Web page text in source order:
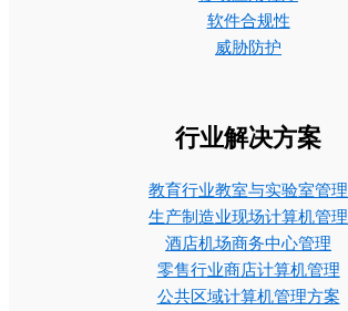
软件合规性
威胁防护
行业解决方案
教育行业教室与实验室管理
生产制造业现场计算机管理
酒店机场商务中心管理
零售行业商店计算机管理
公共区域计算机管理方案